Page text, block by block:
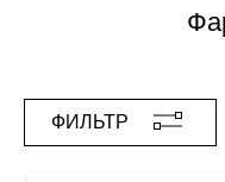
ФИЛЬТР